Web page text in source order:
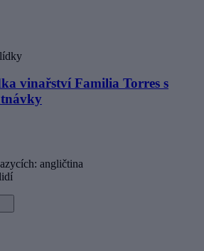
vinařství Familia Torres s
angličtina